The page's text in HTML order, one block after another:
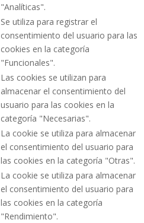
"Analíticas".
Se utiliza para registrar el
consentimiento del usuario para las
cookies en la categoría
"Funcionales".
Las cookies se utilizan para
almacenar el consentimiento del
usuario para las cookies en la
categoría "Necesarias".
La cookie se utiliza para almacenar
el consentimiento del usuario para
las cookies en la categoría "Otras".
La cookie se utiliza para almacenar
el consentimiento del usuario para
las cookies en la categoría
"Rendimiento".